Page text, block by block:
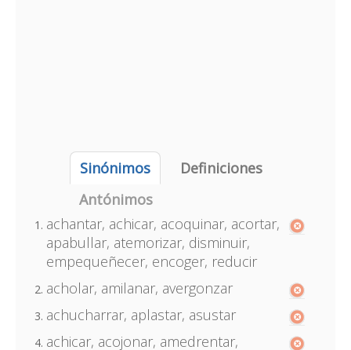
Sinónimos
Definiciones
Antónimos
achantar, achicar, acoquinar, acortar,
apabullar, atemorizar, disminuir,
empequeñecer, encoger, reducir
acholar, amilanar, avergonzar
achucharrar, aplastar, asustar
achicar, acojonar, amedrentar,